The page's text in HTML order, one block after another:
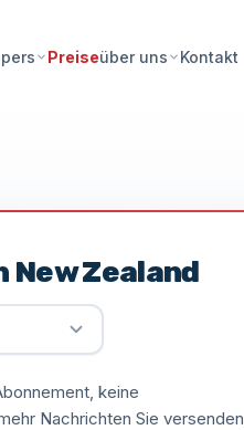
Preiseüber uns Kontakt
New Zealand
keine
Nachrichten Sie versenden,